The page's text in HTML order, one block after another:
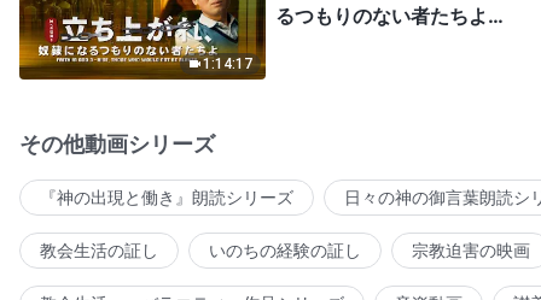
1:14:17
るつもりのない者たちよ」
その他動画シリーズ
『神の出現と働き』朗読シリーズ 日々の神の御言葉朗読シ
教会生活の証し いのちの経験の証し 宗教迫害の映画